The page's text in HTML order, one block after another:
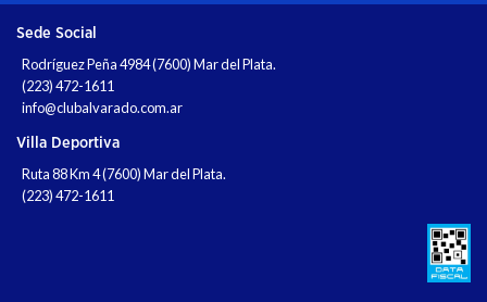
Sede Social
Rodríguez Peña 4984 (7600) Mar del Plata.
(223) 472-1611
info@clubalvarado.com.ar
Villa Deportiva
Ruta 88 Km 4 (7600) Mar del Plata.
(223) 472-1611